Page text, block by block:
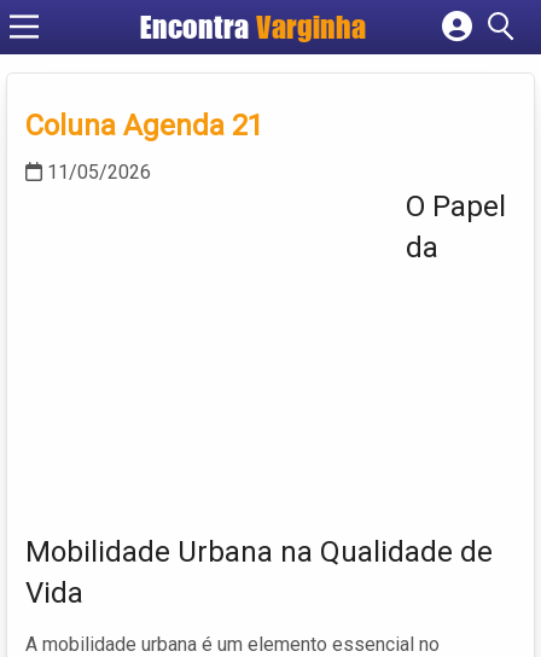
EncontraVarginha
Cadastrar empresa
Criar conta
Coluna Agenda 21
11/05/2026
O Papel
da
Mobilidade Urbana na Qualidade de
Vida
A mobilidade urbana é um elemento essencial no